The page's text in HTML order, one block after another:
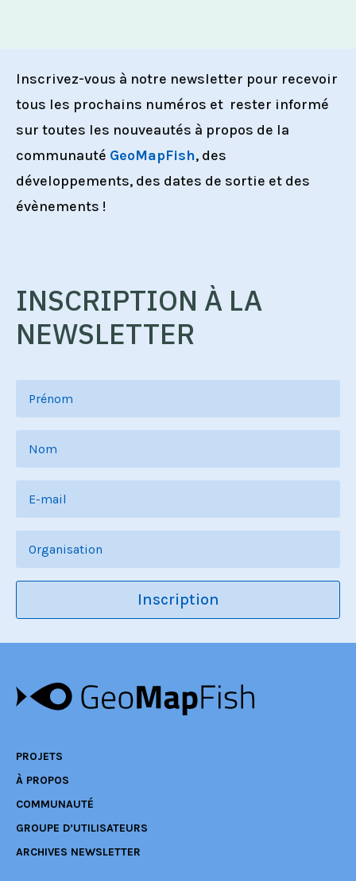
Inscrivez-vous à notre newsletter pour recevoir
tous les prochains numéros et rester informé
sur toutes les nouveautés à propos de la
communauté GeoMapFish, des
développements, des dates de sortie et des
évènements !
INSCRIPTION À LA
NEWSLETTER
Inscription
PROJETS
À PROPOS
COMMUNAUTÉ
GROUPE D’UTILISATEURS
ARCHIVES NEWSLETTER